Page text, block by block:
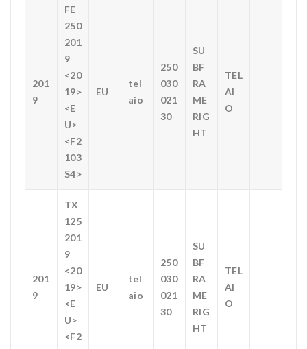
201
9
FE
250
201
9
<20
19>
<E
U>
<F2
103
S4>
EU
tel
aio
250
030
021
30
SU
BF
RA
ME
RIG
HT
TEL
AI
O
201
9
TX
125
201
9
<20
19>
<E
U>
<F2
EU
tel
aio
250
030
021
30
SU
BF
RA
ME
RIG
HT
TEL
AI
O